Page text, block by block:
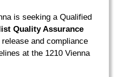
is seeking a Qualified
Quality Assurance
and compliance
at the 1210 Vienna